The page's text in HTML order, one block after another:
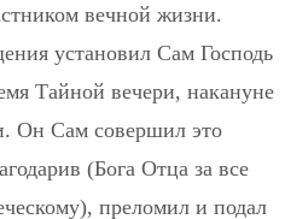
вечной жизни.
установил Сам Господь
Тайной вечери, накануне
Он Сам совершил это
(Бога Отца за все
преломил и подал